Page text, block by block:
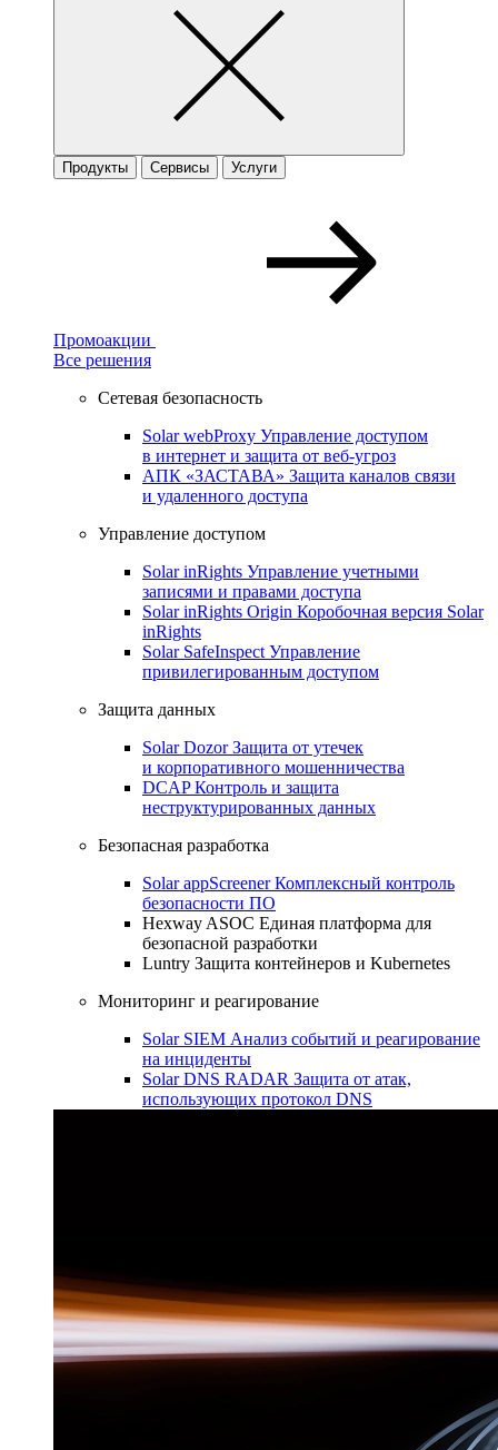
Продукты Сервисы Услуги
Промоакции
Все решения
Сетевая безопасность
Solar webProxy Управление доступом
в интернет и защита от веб-угроз
АПК «ЗАСТАВА» Защита каналов связи
и удаленного доступа
Управление доступом
Solar inRights Управление учетными
записями и правами доступа
Solar inRights Origin Коробочная версия Solar
inRights
Solar SafeInspect Управление
привилегированным доступом
Защита данных
Solar DozorЗащита от утечек
и корпоративного мошенничества
DCAPКонтроль и защита
неструктурированных данных
Безопасная разработка
Solar appScreenerКомплексный контроль
безопасности ПО
Hexway ASOC Единая платформа для
безопасной разработки
Luntry Защита контейнеров и Kubernetes
Мониторинг и реагирование
Solar SIEM Анализ событий и реагирование
на инциденты
Solar DNS RADAR Защита от атак,
использующих протокол DNS